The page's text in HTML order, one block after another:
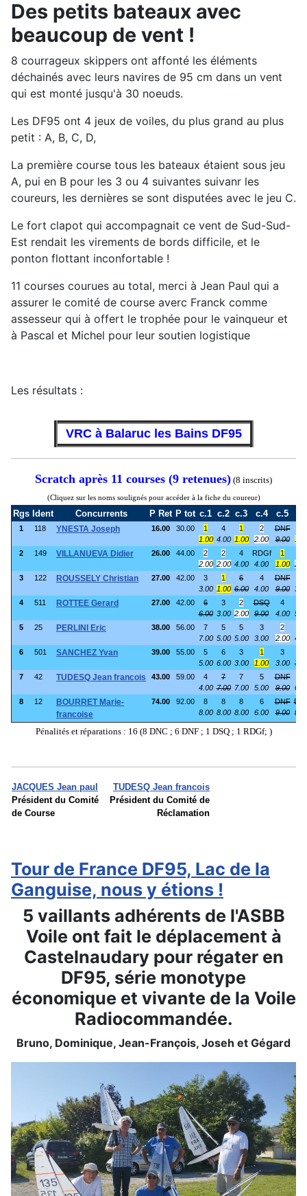
Des petits bateaux avec
beaucoup de vent !
8 courrageux skippers ont affonté les éléments
déchainés avec leurs navires de 95 cm dans un vent
qui est monté jusqu'à 30 noeuds.
Les DF95 ont 4 jeux de voiles, du plus grand au plus
petit : A, B, C, D,
La première course tous les bateaux étaient sous jeu
A, pui en B pour les 3 ou 4 suivantes suivanr les
coureurs, les dernières se sont disputées avec le jeu C.
Le fort clapot qui accompagnait ce vent de Sud-Sud-
Est rendait les virements de bords difficile, et le
ponton flottant inconfortable !
11 courses courues au total, merci à Jean Paul qui a
assurer le comité de course averc Franck comme
assesseur qui à offert le trophée pour le vainqueur et
à Pascal et Michel pour leur soutien logistique
Les résultats :
VRC à Balaruc les Bains DF95
Scratch après 11 courses (9 retenues) (8 inscrits)
(Cliquez sur les noms soulignés pour accéder à la fiche du coureur)
Rgs Ident Concurrents P Ret P tot c.1 c.2 c.3 c.4 c.5
1 118 YNESTA Joseph 16.00 30.00
1
1.00
4
4.00
1
1.00
2
2.00
DNF
9.00
2
149 VILLANUEVA Didier 26.00 44.00
2
2.00
2
2.00
4
4.00
RDGf
4.00
1
1.00
3
122 ROUSSELY Christian 27.00 42.00
3
3.00
1
1.00
6
6.00
4
4.00
DNF
9.00
4
511 ROTTEE Gerard 27.00 42.00
6
6.00
3
3.00
2
2.00
DSQ
9.00
4
4.00
5
25 PERLINI Eric 38.00 56.00
7
7.00
5
5.00
5
5.00
3
3.00
2
2.00
6
501 SANCHEZ Yvan 39.00 55.00
5
5.00
6
6.00
3
3.00
1
1.00
3
3.00
7
42 TUDESQ Jean francois 43.00 59.00
4
4.00
7
7.00
7
7.00
5
5.00
DNF
9.00
8
12
BOURRET Marie-
francoise
74.00 92.00
8
8.00
8
8.00
8
8.00
6
6.00
DNF
9.00
Pénalités et réparations : 16 (8 DNC ; 6 DNF ; 1 DSQ ; 1 RDGf; )
JACQUES Jean paul
Président du Comité
de Course
TUDESQ Jean francois
Président du Comité de
Réclamation
Tour de France DF95, Lac de la
Ganguise, nous y étions !
5 vaillants adhérents de l'ASBB
Voile ont fait le déplacement à
Castelnaudary pour régater en
DF95, série monotype
économique et vivante de la Voile
Radiocommandée.
Bruno, Dominique, Jean-François, Joseh et Gégard